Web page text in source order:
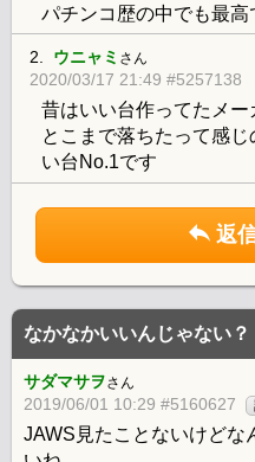
パチンコ歴の中でも最高
2. ウニャミ さん
2020/03/17 21:49 #5257138
昔はいい台作ってたメー
とこまで落ちたって感
い台No.1です
返
なかなかいいんじゃない？
サダマサヲさん
2019/06/01 10:29 #5160627
JAWS見たことないけどな